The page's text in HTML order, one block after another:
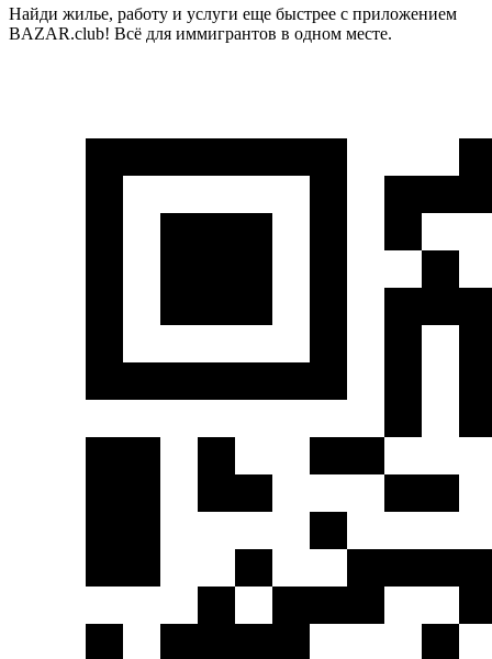
Найди жилье, работу и услуги еще быстрее с приложением
BAZAR.club! Всё для иммигрантов в одном месте.